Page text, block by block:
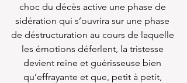
choc du décès active une phase de
sidération qui s’ouvrira sur une phase
de déstructuration au cours de laquelle
les émotions déferlent, la tristesse
devient reine et guérisseuse bien
qu’effrayante et que, petit à petit,